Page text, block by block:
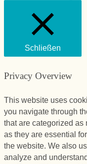
Schließen
Privacy Overview
This website uses
you navigate through
that are categorized as
as they are essential
the website. We also
analyze and